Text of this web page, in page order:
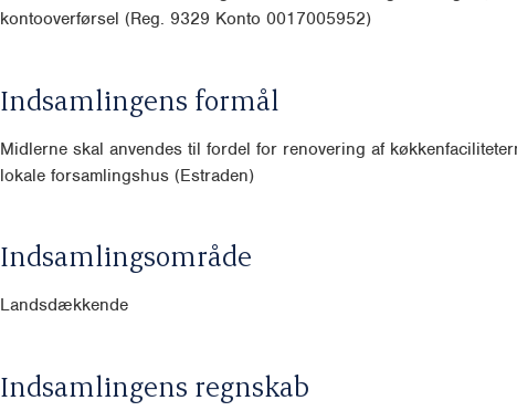
kontooverførsel (Reg. 9329 Konto 0017005952)
Indsamlingens formål
Midlerne skal anvendes til fordel for renovering af
lokale forsamlingshus (Estraden)
Indsamlingsområde
Landsdækkende
Indsamlingens regnskab